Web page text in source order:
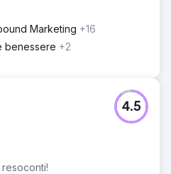
Marketing +16
benessere +2
4.5